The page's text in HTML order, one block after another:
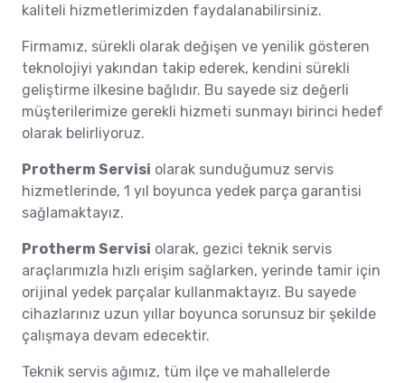
kaliteli hizmetlerimizden faydalanabilirsiniz.
Firmamız, sürekli olarak değişen ve yenilik gösteren
teknolojiyi yakından takip ederek, kendini sürekli
geliştirme ilkesine bağlıdır. Bu sayede siz değerli
müşterilerimize gerekli hizmeti sunmayı birinci hedef
olarak belirliyoruz.
Protherm Servisi olarak sunduğumuz servis
hizmetlerinde, 1 yıl boyunca yedek parça garantisi
sağlamaktayız.
Protherm Servisi olarak, gezici teknik servis
araçlarımızla hızlı erişim sağlarken, yerinde tamir için
orijinal yedek parçalar kullanmaktayız. Bu sayede
cihazlarınız uzun yıllar boyunca sorunsuz bir şekilde
çalışmaya devam edecektir.
Teknik servis ağımız, tüm ilçe ve mahallelerde